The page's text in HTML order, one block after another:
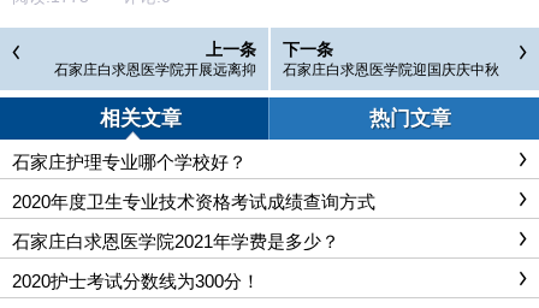
上一条
石家庄白求恩医学院开展远离抑
下一条
石家庄白求恩医学院迎国庆庆中秋
相关文章 热门文章
石家庄护理专业哪个学校好？
2020年度卫生专业技术资格考试成绩查询方式
石家庄白求恩医学院2021年学费是多少？
2020护士考试分数线为300分！